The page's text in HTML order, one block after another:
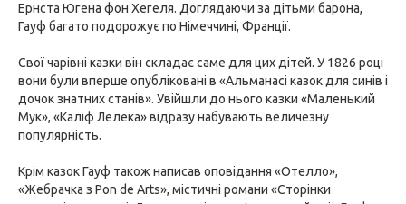
Ернста Югена фон Хегеля. Доглядаючи за дітьми барона,
Гауф багато подорожує по Німеччині, Франції.
Свої чарівні казки він складає саме для цих дітей. У 1826 році
вони були вперше опубліковані в «Альманасі казок для синів і
дочок знатних станів». Увійшли до нього казки «Маленький
Мук», «Каліф Лелека» відразу набувають величезну
популярність.
Крім казок Гауф також написав оповідання «Отелло»,
«Жебрачка з Pon de Arts», містичні романи «Сторінки